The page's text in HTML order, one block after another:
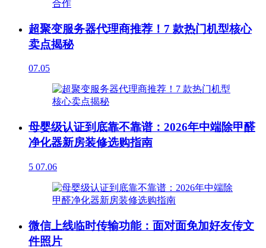
超聚变服务器代理商推荐！7 款热门机型核心
卖点揭秘
07.05
母婴级认证到底靠不靠谱：2026年中端除甲醛
净化器新房装修选购指南
5 07.06
微信上线临时传输功能：面对面免加好友传文
件照片